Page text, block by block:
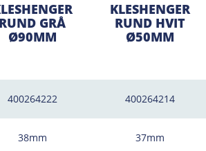
RUND GRÅ
Ø90MM
400264222
38mm
KLESHENGER
RUND HVIT
Ø50MM
400264214
37mm